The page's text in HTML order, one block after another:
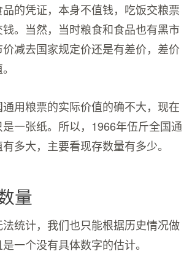
的凭证，本身不值钱，吃饭交粮票
。当然，当时粮食和食品也有黑市
减去国家规定价还是有差价，差价
用粮票的实际价值的确不大，现在
一张纸。所以，1966年伍斤全国通
多大，主要看现存数量有多少。
量
统计，我们也只能根据历史情况做
一个没有具体数字的估计。